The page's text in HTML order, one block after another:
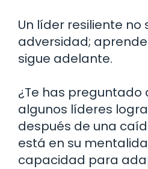
Un líder resiliente no
adversidad;
sigue adelante.
¿Te has preguntado
algunos líderes
después de una
está en su
capacidad para